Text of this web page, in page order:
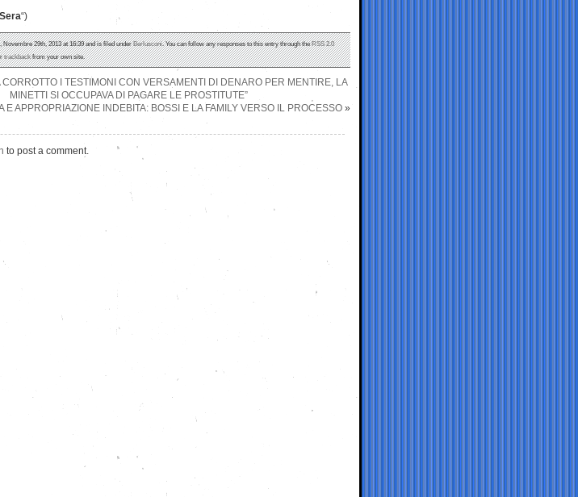
“)
29th, 2013 at 16:39 and is filed underBerlusconi. You can follow any responses to this entry through theRSS 2.0
trackbackfrom your own site.
CORROTTO I TESTIMONI CON VERSAMENTI DI DENARO PER MENTIRE, LA
MINETTI SI OCCUPAVA DI PAGARE LE PROSTITUTE”
E APPROPRIAZIONE INDEBITA: BOSSI E LA FAMILY VERSO IL PROCESSO »
to post a comment.